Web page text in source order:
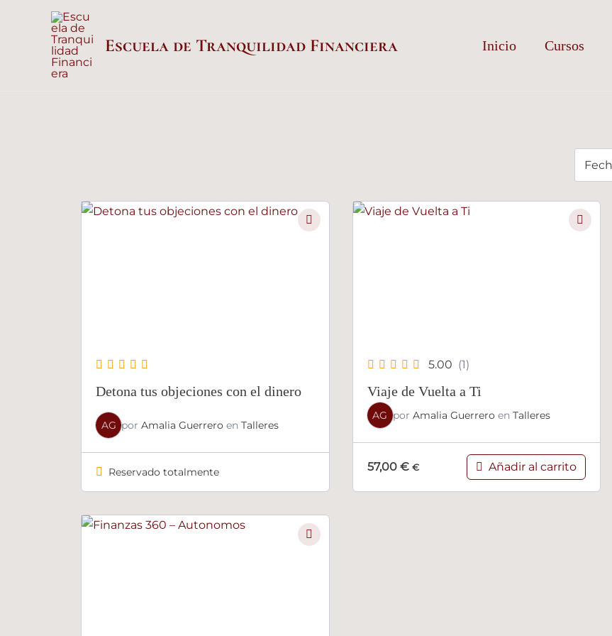
contenido
Escuela de Tranquilidad Financiera Inicio Cursos
Detona tus objeciones con el dinero
AG por Amalia Guerrero en Talleres
Reservado totalmente
5.00 (1)
Viaje de Vuelta a Ti
AG por Amalia Guerrero en Talleres
57,00 € € Añadir al carrito